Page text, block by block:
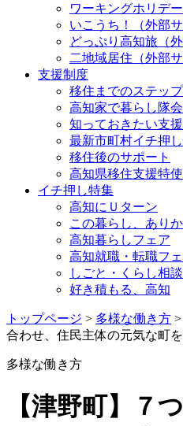
ワーキングホリデー
いこうち！（外部サ
どっぷり高知旅（外
二地域居住（外部サ
支援制度
移住までのステップ
高知家で暮らし隊
知っておきたい支
最新市町村イチ押
移住後のサポート
高知県移住支援特使
イチ押し特集
高知にＵターン
この暮らし、ありか
高知暮らしフェア
高知就職・転職フ
しごと・くらし相
好き積もる、高知
トップページ > 多様な働き方
合わせ、住民主体の元気な町
多様な働き方
【津野町】７